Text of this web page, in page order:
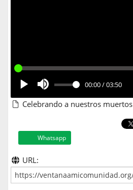
00:00/03:50
Celebrando a nuestros muertos
Whatsapp
URL: